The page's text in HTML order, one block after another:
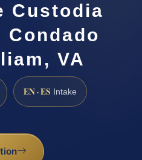
Custodia
Condado
VA
EN · ES Intake